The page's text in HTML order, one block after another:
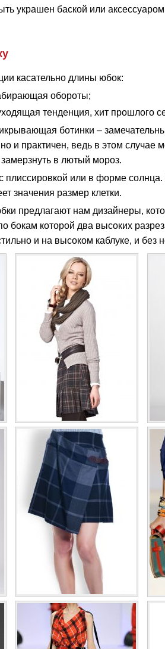
украшен баской или
касательно длины юбок:
обороты;
тенденция, хит прошлого
ботинки –
и практичен, ведь в этом случае
в лютый мороз.
плиссировкой или в форме
значения размер клетки.
предлагают нам дизайнеры,
бокам которой два высоких
и на высоком каблуке, и без